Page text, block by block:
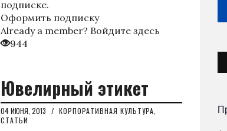
подписке.
Оформить подписку
Already a member? Войдите здесь
944
Ювелирный этикет
04 ИЮНЯ, 2013 / КОРПОРАТИВНАЯ КУЛЬТУРА
СТАТЬИ